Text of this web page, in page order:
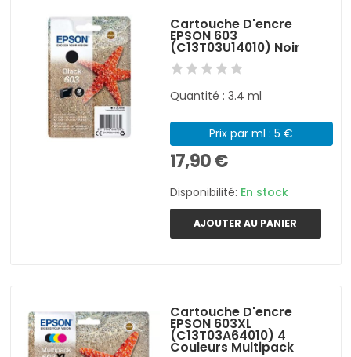
Cartouche D'encre
EPSON 603
(C13T03U14010) Noir
Quantité : 3.4 ml
Prix par ml : 5 €
17,90 €
Disponibilité: En stock
AJOUTER AU PANIER
Cartouche D'encre
EPSON 603XL
(C13T03A64010) 4
Couleurs Multipack